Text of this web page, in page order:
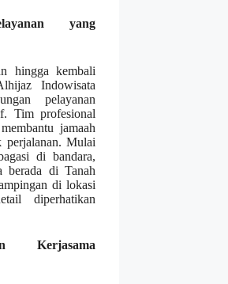
yang
hingga kembali
Indowisata
pelayanan
Tim profesional
jamaah
perjalanan. Mulai
di bandara,
berada di Tanah
di lokasi
diperhatikan
Kerjasama